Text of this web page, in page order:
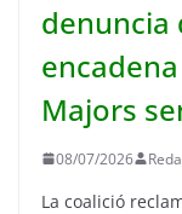
denuncia
Majors
08/07/2026
La coalició